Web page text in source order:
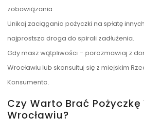
zobowiązania.
Unikaj zaciągania pożyczki na spłatę
najprostsza droga do spirali zadłużenia.
Gdy masz wątpliwości – porozmawiaj z
Wrocławiu lub skonsultuj się z miejskim
Konsumenta.
Czy Warto Brać Pożyczkę
Wrocławiu?